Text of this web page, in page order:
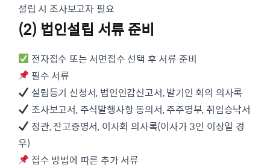
설립 시 조사보고자 필요
(2) 법인설립 서류 준비
전자접수 또는 서면접수 선택 후 서류 준비
필수 서류
설립등기 신청서, 법인인감신고서, 발기인 회의 의사록
조사보고서, 주식발행사항 동의서, 주주명부, 취임승낙서
정관, 잔고증명서, 이사회 의사록(이사가 3인 이상일 경
우)
접수 방법에 따른 추가 서류